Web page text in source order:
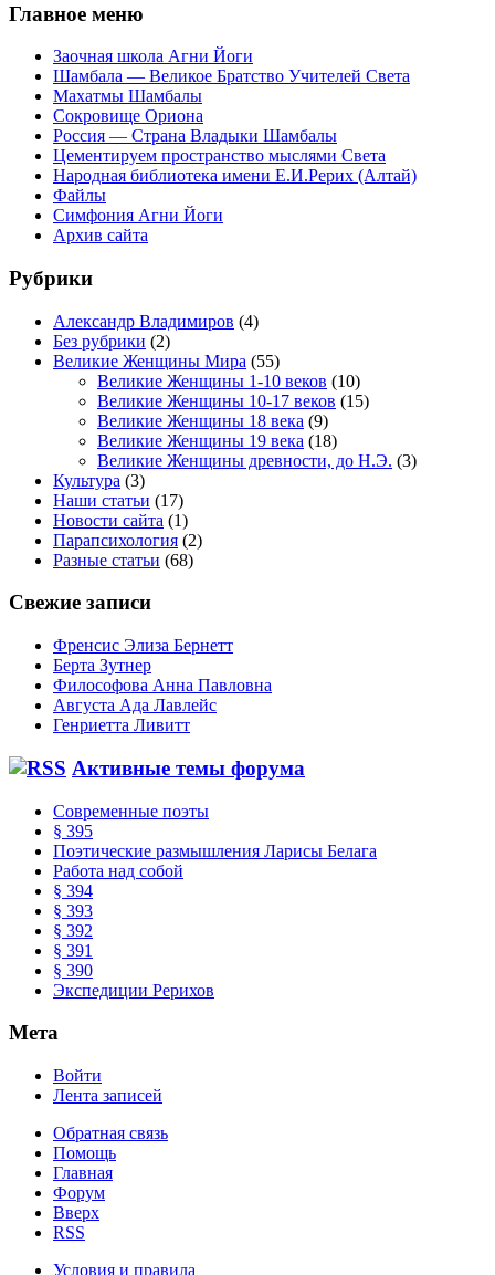
Главное меню
Заочная школа Агни Йоги
Шамбала — Великое Братство Учителей Света
Махатмы Шамбалы
Сокровище Ориона
Россия — Страна Владыки Шамбалы
Цементируем пространство мыслями Света
Народная библиотека имени Е.И.Рерих (Алтай)
Файлы
Симфония Агни Йоги
Архив сайта
Рубрики
Александр Владимиров (4)
Без рубрики (2)
Великие Женщины Мира (55)
Великие Женщины 1-10 веков (10)
Великие Женщины 10-17 веков (15)
Великие Женщины 18 века (9)
Великие Женщины 19 века (18)
Великие Женщины древности, до Н.Э. (3)
Культура (3)
Наши статьи (17)
Новости сайта (1)
Парапсихология (2)
Разные статьи (68)
Свежие записи
Френсис Элиза Бернетт
Берта Зутнер
Философова Анна Павловна
Августа Ада Лавлейс
Генриетта Ливитт
Активные темы форума
Современные поэты
§ 395
Поэтические размышления Ларисы Белага
Работа над собой
§ 394
§ 393
§ 392
§ 391
§ 390
Экспедиции Рерихов
Мета
Войти
Лента записей
Обратная связь
Помощь
Главная
Форум
Вверх
RSS
Условия и правила